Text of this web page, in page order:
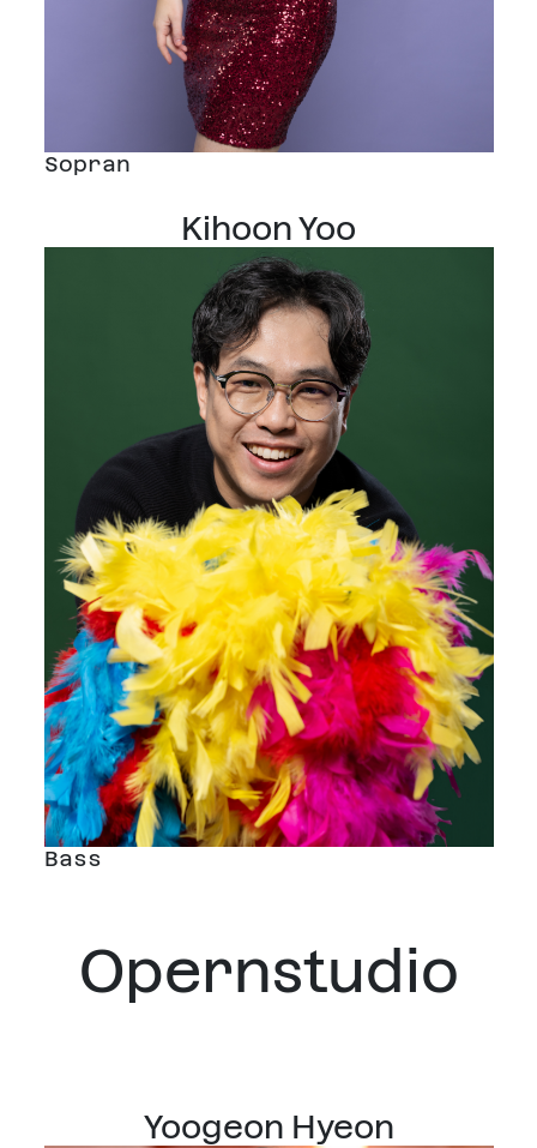
Sopran
Kihoon Yoo
Bass
Opernstudio
Yoogeon Hyeon